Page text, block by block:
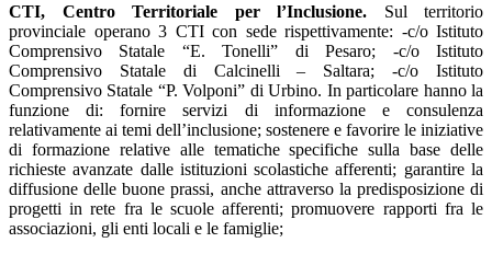
CTI, Centro Territoriale per l’Inclusione. Sul territorio
provinciale operano 3 CTI con sede rispettivamente: -c/o Istituto
Comprensivo Statale “E. Tonelli” di Pesaro; -c/o Istituto
Comprensivo Statale di Calcinelli – Saltara; -c/o Istituto
Comprensivo Statale “P. Volponi” di Urbino. In particolare hanno la
funzione di: fornire servizi di informazione e consulenza
relativamente ai temi dell’inclusione; sostenere e favorire le iniziative
di formazione relative alle tematiche specifiche sulla base delle
richieste avanzate dalle istituzioni scolastiche afferenti; garantire la
diffusione delle buone prassi, anche attraverso la predisposizione di
progetti in rete fra le scuole afferenti; promuovere rapporti fra le
associazioni, gli enti locali e le famiglie;